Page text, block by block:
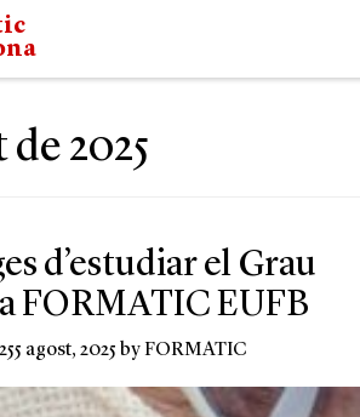
de 2025
d’estudiar el Grau
FORMATIC EUFB
5 agost, 2025 byFORMATIC